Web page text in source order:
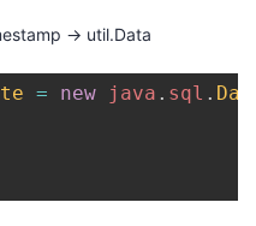
-> util.Data
= new java . sql .